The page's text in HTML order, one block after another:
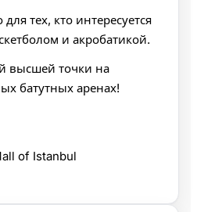
тех, кто интересуется
и акробатикой.
высшей точки на
батутных аренах!
of Istanbul